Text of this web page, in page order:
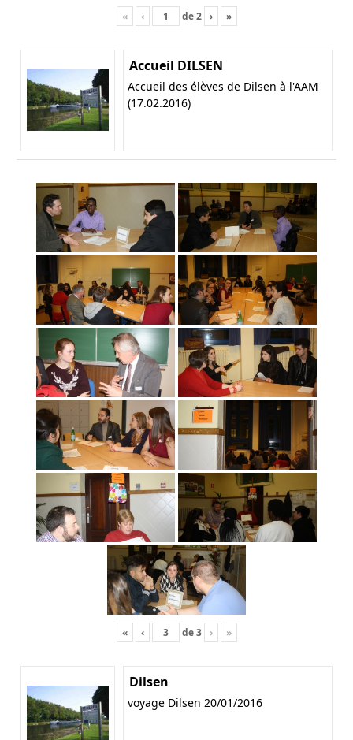
« ‹ de2 › »
Accueil DILSEN
Accueil des élèves de Dilsen à l'AAM
(17.02.2016)
« ‹ de3 › »
Dilsen
voyage Dilsen 20/01/2016